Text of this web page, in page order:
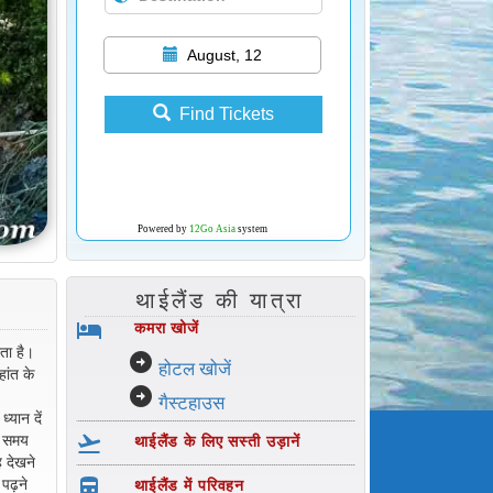
है।
के
दें
समय
देखने
पढ़ने
August, 12
Find Tickets
Powered by 12Go Asiasystem
थाईलैंड की यात्रा
hotel कमरा खोजें
arrow_circle_right होटल खोजें
arrow_circle_right गैस्टहाउस
flight_takeoff थाईलैंड के लिए सस्ती उड़ानें
directions_bus_filled थाईलैंड में परिवहन